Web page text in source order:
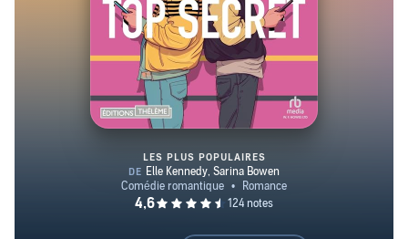
Top Secret
LES PLUS POPULAIRES